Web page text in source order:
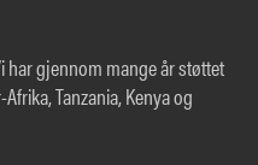
har gjennom mange år støttet
Tanzania, Kenya og